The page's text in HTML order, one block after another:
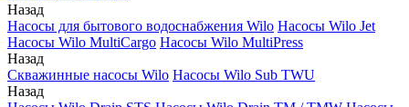
Назад
Насосы для бытового водоснабжения Wilo Насосы Wilo Jet
Насосы Wilo MultiCargo Насосы Wilo MultiPress
Назад
Скважинные насосы Wilo Насосы Wilo Sub TWU
Назад